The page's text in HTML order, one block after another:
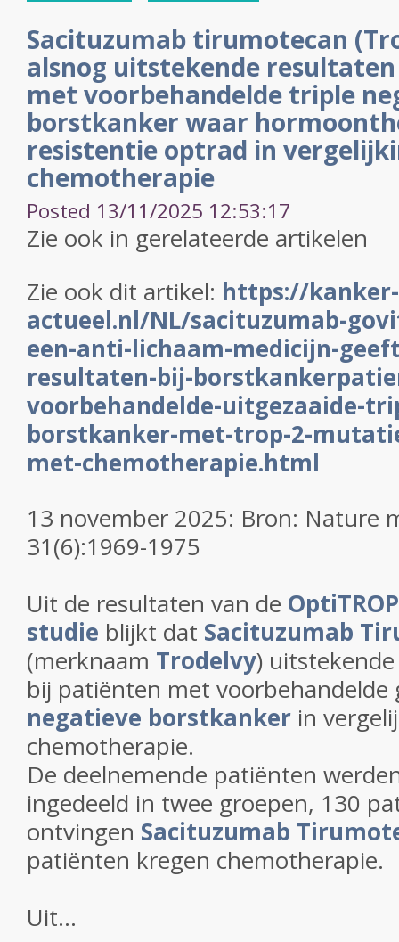
Sacituzumab tirumotecan
alsnog uitstekende
met voorbehandelde triple
borstkanker waar
resistentie optrad in
chemotherapie
Posted 13/11/2025 12:53:17
Zie ook in gerelateerde artikelen
Zie ook dit artikel: https://kanker-
actueel.nl/NL/sacituzumab-
een-anti-lichaam-medicijn-
resultaten-bij-
voorbehandelde-uitgezaaide-
borstkanker-met-trop-2-
met-chemotherapie.html
13 november 2025: Bron: Nature
31(6):1969-1975
Uit de resultaten van de
studie blijkt dat Sacituzumab
(merknaam Trodelvy)
bij patiënten met
negatieve borstkanker in
chemotherapie.
De deelnemende patiënten
ingedeeld in twee groepen, 130
ontvingen Sacituzumab
patiënten kregen chemotherapie.
Uit...